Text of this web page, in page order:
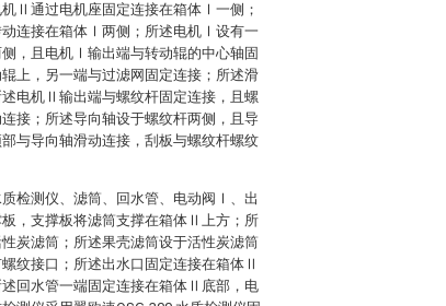
Ⅱ通过电机座固定连接在箱体Ⅰ一侧；
动连接在箱体Ⅰ两侧；所述电机Ⅰ设有一
，且电机Ⅰ输出端与转动辊的中心轴固
上，另一端与过滤网固定连接；所述滑
电机Ⅱ输出端与螺纹杆固定连接，且螺
接；所述导向轴设于螺纹杆两侧，且导
与导向轴滑动连接，刮板与螺纹杆螺纹
检测仪、滤筒、回水管、电动阀Ⅰ、出
，支撑板将滤筒支撑在箱体Ⅱ上方；所
炭滤筒；所述果壳滤筒设于活性炭滤筒
纹接口；所述出水口固定连接在箱体Ⅱ
回水管一端固定连接在箱体Ⅱ底部，电